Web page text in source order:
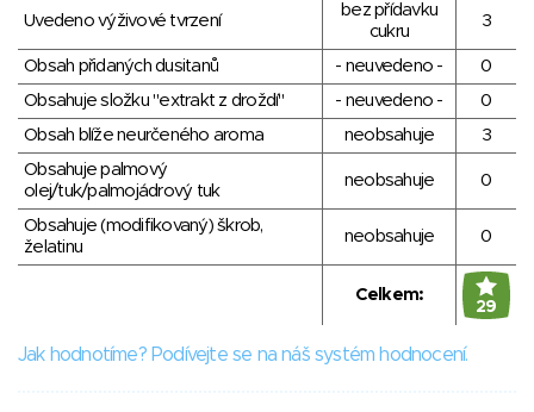
Uvedeno výživové tvrzení
bez přídavku
cukru
3
Obsah přidaných dusitanů - neuvedeno -
0
Obsahuje složku "extrakt z droždí"
- neuvedeno -
0
Obsah blíže neurčeného aroma
neobsahuje
3
Obsahuje palmový
olej/tuk/palmojádrový tuk
neobsahuje 0
Obsahuje (modifikovaný) škrob,
želatinu
neobsahuje 0
Celkem:
29
Jak hodnotíme? Podívejte se na náš systém hodnocení.